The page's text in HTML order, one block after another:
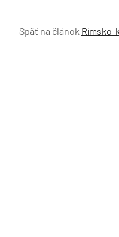
Späť na článok Rímsko-